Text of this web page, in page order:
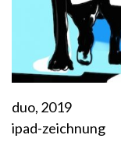
duo, 2019
ipad-zeichnung